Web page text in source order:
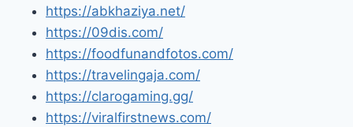
https://abkhaziya.net/
https://09dis.com/
https://foodfunandfotos.com/
https://travelingaja.com/
https://clarogaming.gg/
https://viralfirstnews.com/